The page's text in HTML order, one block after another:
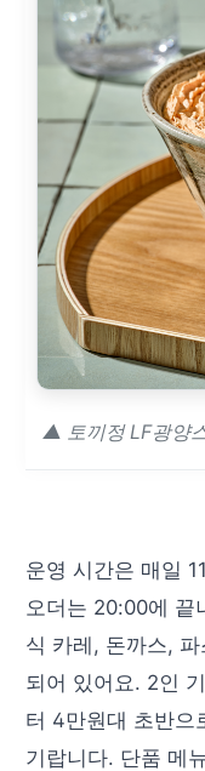
▲ 토끼정 LF광양
운영 시간은 매일
오더는 20:00에 끝
식 카레, 돈까스,
되어 있어요. 2인
터 4만원대 초반으
기랍니다. 단품 메